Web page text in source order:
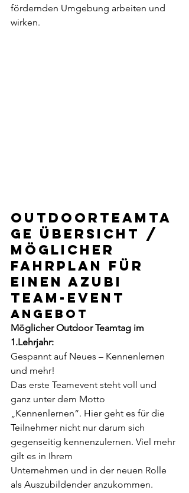
fördernden Umgebung arbeiten und
wirken.
OUTDOORTEAMTA
GE Übersicht /
möglicher
Fahrplan für
EINEN AZUBI
Team-Event
ANGEBOT
Möglicher Outdoor Teamtag im
1.Lehrjahr:
Gespannt auf Neues – Kennenlernen
und mehr!
Das erste Teamevent steht voll und
ganz unter dem Motto
„Kennenlernen“. Hier geht es für die
Teilnehmer nicht nur darum sich
gegenseitig kennenzulernen. Viel mehr
gilt es in Ihrem
Unternehmen und in der neuen Rolle
als Auszubildender anzukommen.